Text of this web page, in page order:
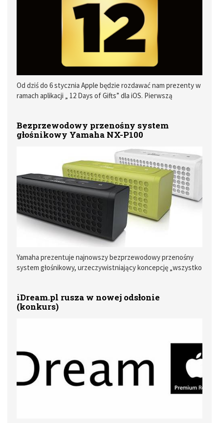
Od dziś do 6 stycznia Apple będzie rozdawać nam prezenty w
ramach aplikacji „ 12 Days of Gifts” dla iOS. Pierwszą
Bezprzewodowy przenośny system
głośnikowy Yamaha NX-P100
Yamaha prezentuje najnowszy bezprzewodowy przenośny
system głośnikowy, urzeczywistniający koncepcję „wszystko
baterii smartfonu, wyróżnia się odpornością na niekorzystne
warunki atmosferyczne, a przy tym, m.in. dzięki układowi SR
iDream.pl rusza w nowej odsłonie
(konkurs)